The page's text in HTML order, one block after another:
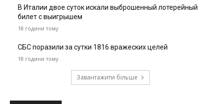
В Италии двое суток искали выброшенный лотерейный
билет с выигрышем
18 години тому
СБС поразили за сутки 1816 вражеских целей
18 години тому
Завантажити більше